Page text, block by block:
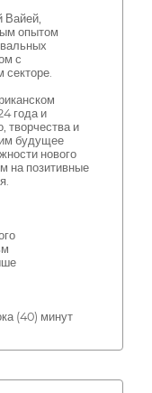
Вайей,
опытом
с
секторе.
года и
творчества и
будущее
нового
на позитивные
(40) минут